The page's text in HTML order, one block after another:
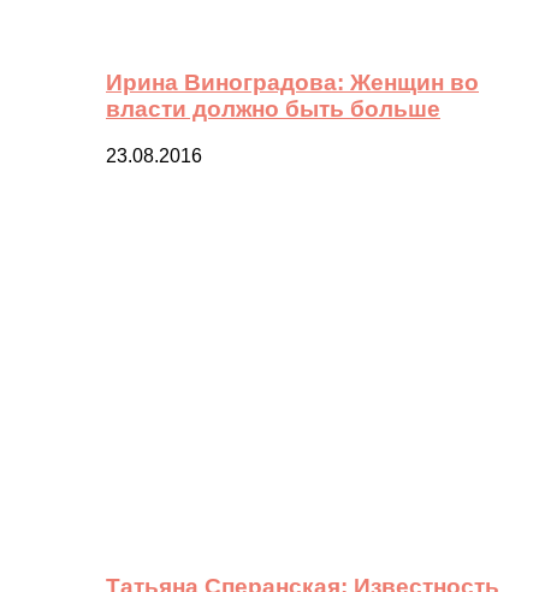
Ирина Виноградова: Женщин во
власти должно быть больше
23.08.2016